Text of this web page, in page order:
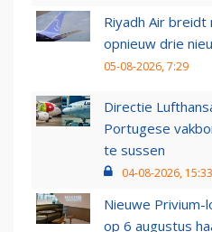
Riyadh Air
opnieuw drie
05-08-2026, 7:29
Directie
Portugese
te sussen
04-08-2026, 15:33
Nieuwe Privium-
op 6 augustus